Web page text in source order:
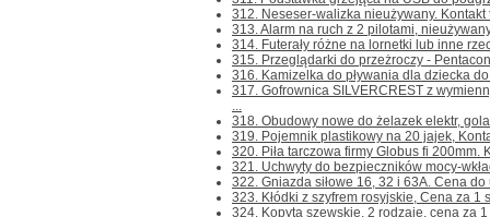
312. Neseser-walizka nieużywany. Kontakt
313. Alarm na ruch z 2 pilotami,
314. Futerały różne na lornetki lub inne
315. Przeglądarki do przeżroczy -
316. Kamizelka do pływania dla dziecka
317. Gofrownica SILVERCREST z
...
318. Obudowy nowe do żelazek elektr,
319. Pojemnik plastikowy na 20 jajek,
320. Piła tarczowa firmy Globus fi 200mm.
321. Uchwyty do bezpieczników mocy-
322. Gniazda siłowe 16, 32 i 63A. Cena
323. Kłódki z szyfrem rosyjskie, Cena za 1
324. Kopyta szewskie, 2 rodzaje. cena za 1